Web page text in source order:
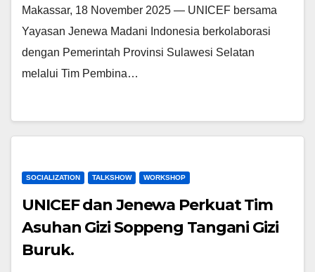
Makassar, 18 November 2025 — UNICEF bersama
Yayasan Jenewa Madani Indonesia berkolaborasi
dengan Pemerintah Provinsi Sulawesi Selatan
melalui Tim Pembina…
SOCIALIZATION TALKSHOW WORKSHOP
UNICEF dan Jenewa Perkuat Tim
Asuhan Gizi Soppeng Tangani Gizi
Buruk.